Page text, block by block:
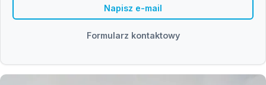
Napisz e-mail
Formularz kontaktowy